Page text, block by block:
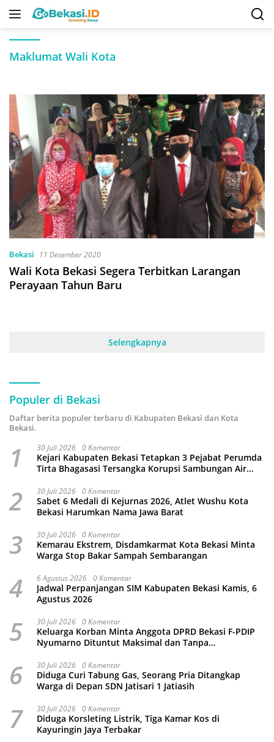
Langsung
Maklumat Wali Kota
Bekasi 11 Desember 2020
Wali Kota Bekasi Segera Terbitkan Larangan
Perayaan Tahun Baru
Selengkapnya
Populer di Bekasi
Daftar berita populer terbaru di Kabupaten Bekasi dan Kota
Bekasi.
1 30 Juli 2026 0 Komentar
Kejari Kabupaten Bekasi Tetapkan 3 Pejabat Perumda
Tirta Bhagasasi Tersangka Korupsi Sambungan Air
2 30 Juli 2026 0 Komentar
Sabet 6 Medali di Kejurnas 2026, Atlet Wushu Kota
Bekasi Harumkan Nama Jawa Barat
3 30 Juli 2026 0 Komentar
Kemarau Ekstrem, Disdamkarmat Kota Bekasi Minta
Warga Stop Bakar Sampah Sembarangan
4 6 Agustus 2026 0 Komentar
Jadwal Perpanjangan SIM Kabupaten Bekasi Kamis, 6
Agustus 2026
5 30 Juli 2026 0 Komentar
Keluarga Korban Minta Anggota DPRD Bekasi F-PDIP
Nyumarno Dituntut Maksimal dan Tanpa
6 30 Juli 2026 0 Komentar
Diduga Curi Tabung Gas, Seorang Pria Ditangkap
Warga di Depan SDN Jatisari 1 Jatiasih
7 30 Juli 2026 0 Komentar
Diduga Korsleting Listrik, Tiga Kamar Kos di
Kayuringin Jaya Terbakar